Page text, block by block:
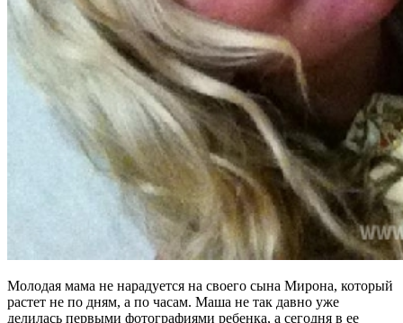
Молодая мама не нарадуется на своего сына Мирона, который
растет не по дням, а по часам. Маша не так давно уже
делилась первыми фотографиями ребенка, а сегодня в ее